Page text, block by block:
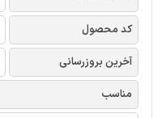
کد محصول
آخرین بروزرسانی
مناسب